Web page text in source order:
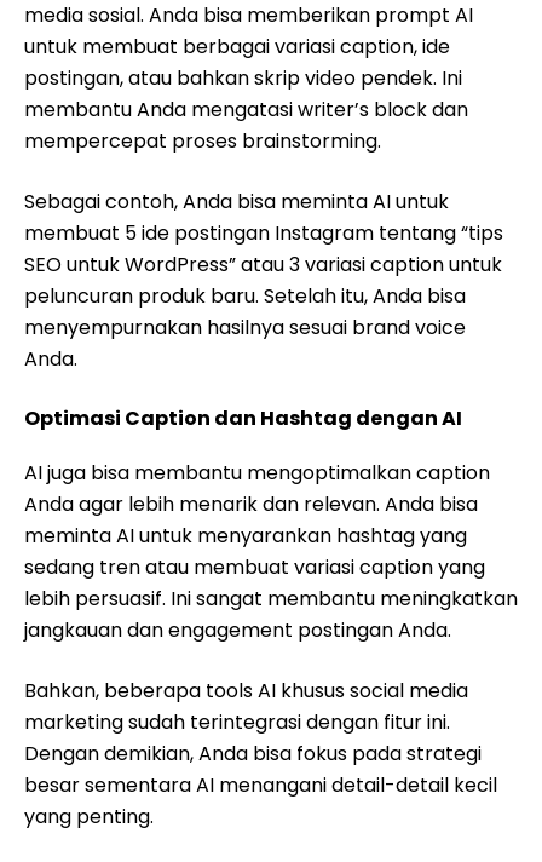
media sosial. Anda bisa memberikan prompt AI
untuk membuat berbagai variasi caption, ide
postingan, atau bahkan skrip video pendek. Ini
membantu Anda mengatasi writer’s block dan
mempercepat proses brainstorming.
Sebagai contoh, Anda bisa meminta AI untuk
membuat 5 ide postingan Instagram tentang “tips
SEO untuk WordPress” atau 3 variasi caption untuk
peluncuran produk baru. Setelah itu, Anda bisa
menyempurnakan hasilnya sesuai brand voice
Anda.
Optimasi Caption dan Hashtag dengan AI
AI juga bisa membantu mengoptimalkan caption
Anda agar lebih menarik dan relevan. Anda bisa
meminta AI untuk menyarankan hashtag yang
sedang tren atau membuat variasi caption yang
lebih persuasif. Ini sangat membantu meningkatkan
jangkauan dan engagement postingan Anda.
Bahkan, beberapa tools AI khusus social media
marketing sudah terintegrasi dengan fitur ini.
Dengan demikian, Anda bisa fokus pada strategi
besar sementara AI menangani detail-detail kecil
yang penting.